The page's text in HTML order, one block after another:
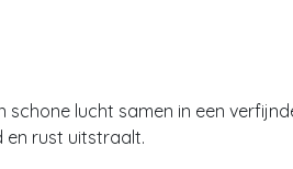
schone lucht samen in een
en rust uitstraalt.